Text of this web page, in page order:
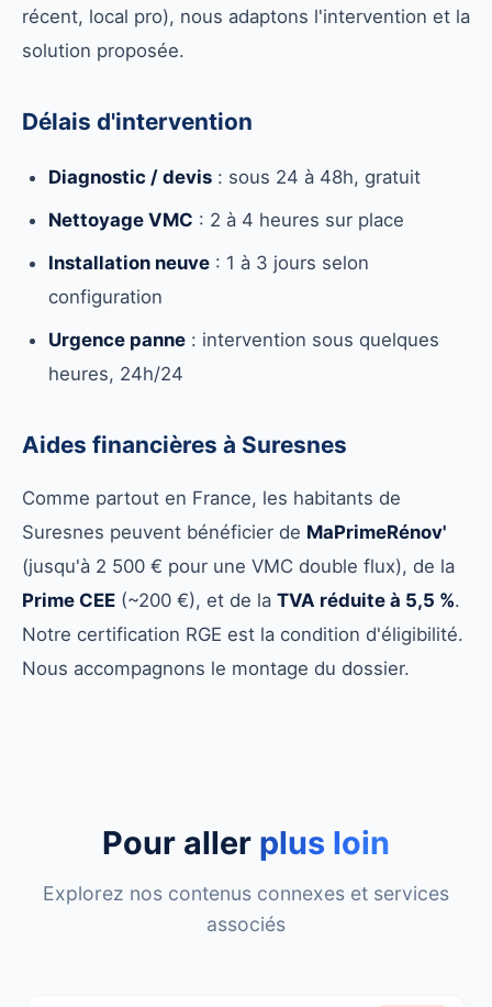
récent, local pro), nous adaptons l'intervention et la
solution proposée.
Délais d'intervention
Diagnostic / devis : sous 24 à 48h, gratuit
Nettoyage VMC : 2 à 4 heures sur place
Installation neuve : 1 à 3 jours selon
configuration
Urgence panne : intervention sous quelques
heures, 24h/24
Aides financières à Suresnes
Comme partout en France, les habitants de
Suresnes peuvent bénéficier de MaPrimeRénov'
(jusqu'à 2 500 € pour une VMC double flux), de la
Prime CEE (~200 €), et de la TVA réduite à 5,5 %.
Notre certification RGE est la condition d'éligibilité.
Nous accompagnons le montage du dossier.
Pour aller plus loin
Explorez nos contenus connexes et services
associés